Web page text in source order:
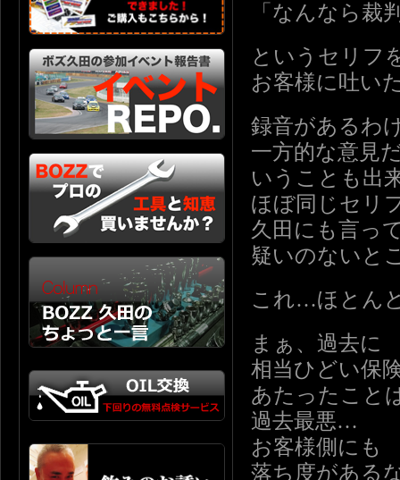
「なんなら裁
というセリフ
お客様に吐い
録音があるわ
一方的な意見
いうことも出
ほぼ同じセリ
久田にも言っ
疑いのないと
これ…ほとん
まぁ、過去に
相当ひどい保
あたったこと
過去最悪…
お客様側にも
落ち度がある